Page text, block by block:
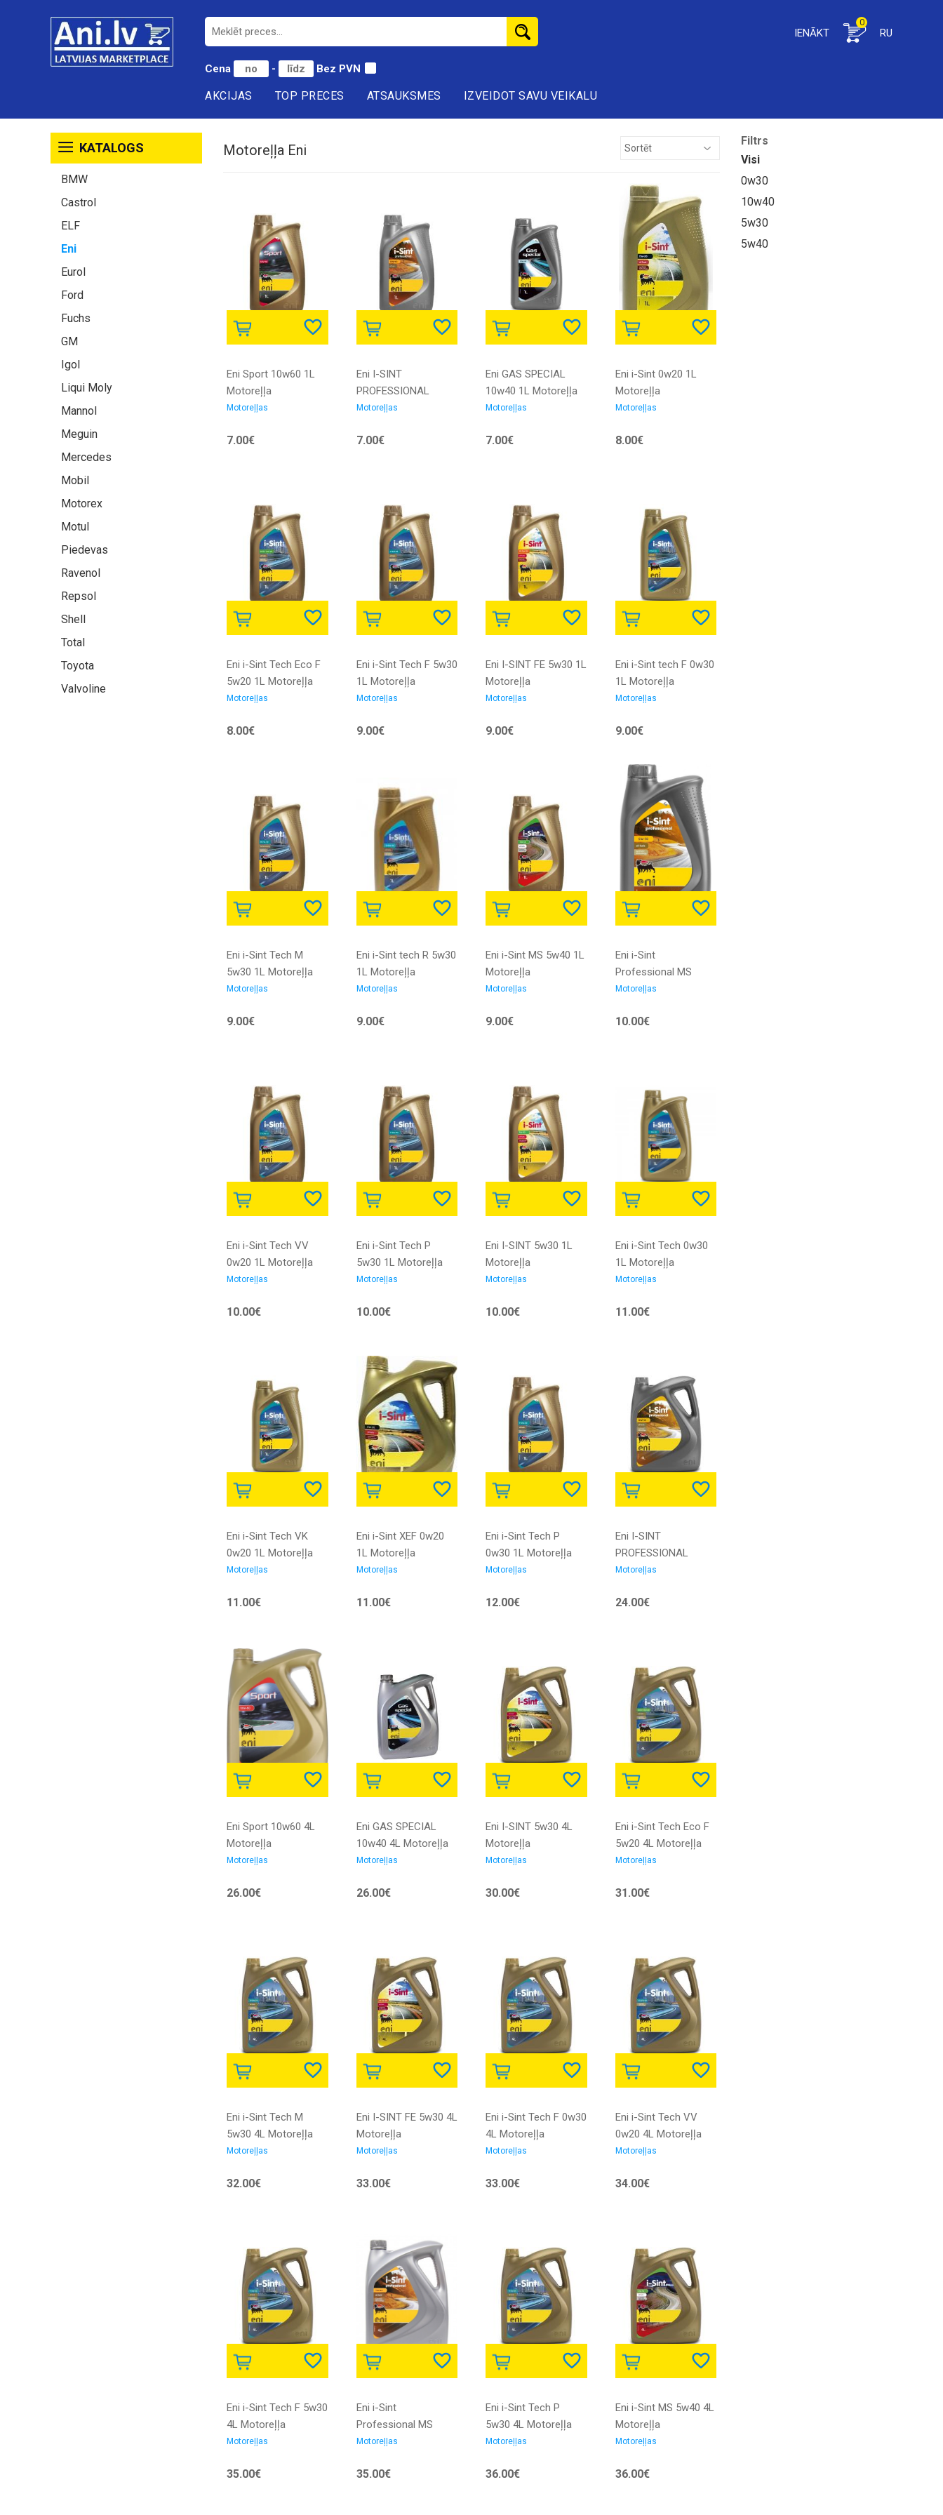
Cena - Bez PVN
IENĀKT
0
RU
AKCIJAS TOP PRECES ATSAUKSMES IZVEIDOT SAVU VEIKALU
KATALOGS
BMW
Castrol
ELF
Eni
Eurol
Ford
Fuchs
GM
Igol
Liqui Moly
Mannol
Meguin
Mercedes
Mobil
Motorex
Motul
Piedevas
Ravenol
Repsol
Shell
Total
Toyota
Valvoline
Motoreļļa Eni
Eni Sport 10w60 1L
Motoreļļa
Motoreļļas
7.00€
Eni I-SINT
PROFESSIONAL
10w40 1L Motoreļļa
Motoreļļas
7.00€
Eni GAS SPECIAL
10w40 1L Motoreļļa
Motoreļļas
7.00€
Eni i-Sint 0w20 1L
Motoreļļa
Motoreļļas
8.00€
Eni i-Sint Tech Eco F
5w20 1L Motoreļļa
Motoreļļas
8.00€
Eni i-Sint Tech F 5w30
1L Motoreļļa
Motoreļļas
9.00€
Eni I-SINT FE 5w30 1L
Motoreļļa
Motoreļļas
9.00€
Eni i-Sint tech F 0w30
1L Motoreļļa
Motoreļļas
9.00€
Eni i-Sint Tech M
5w30 1L Motoreļļa
Motoreļļas
9.00€
Eni i-Sint tech R 5w30
1L Motoreļļa
Motoreļļas
9.00€
Eni i-Sint MS 5w40 1L
Motoreļļa
Motoreļļas
9.00€
Eni i-Sint
Professional MS
5w30 1L Motoreļļa
Motoreļļas
10.00€
Eni i-Sint Tech VV
0w20 1L Motoreļļa
Motoreļļas
10.00€
Eni i-Sint Tech P
5w30 1L Motoreļļa
Motoreļļas
10.00€
Eni I-SINT 5w30 1L
Motoreļļa
Motoreļļas
10.00€
Eni i-Sint Tech 0w30
1L Motoreļļa
Motoreļļas
11.00€
Eni i-Sint Tech VK
0w20 1L Motoreļļa
Motoreļļas
11.00€
Eni i-Sint XEF 0w20
1L Motoreļļa
Motoreļļas
11.00€
Eni i-Sint Tech P
0w30 1L Motoreļļa
Motoreļļas
12.00€
Eni I-SINT
PROFESSIONAL
10w40 4L Motoreļļa
Motoreļļas
24.00€
Eni Sport 10w60 4L
Motoreļļa
Motoreļļas
26.00€
Eni GAS SPECIAL
10w40 4L Motoreļļa
Motoreļļas
26.00€
Eni I-SINT 5w30 4L
Motoreļļa
Motoreļļas
30.00€
Eni i-Sint Tech Eco F
5w20 4L Motoreļļa
Motoreļļas
31.00€
Eni i-Sint Tech M
5w30 4L Motoreļļa
Motoreļļas
32.00€
Eni I-SINT FE 5w30 4L
Motoreļļa
Motoreļļas
33.00€
Eni i-Sint Tech F 0w30
4L Motoreļļa
Motoreļļas
33.00€
Eni i-Sint Tech VV
0w20 4L Motoreļļa
Motoreļļas
34.00€
Eni i-Sint Tech F 5w30
4L Motoreļļa
Motoreļļas
35.00€
Eni i-Sint
Professional MS
5w30 4L Motoreļļa
Motoreļļas
35.00€
Eni i-Sint Tech P
5w30 4L Motoreļļa
Motoreļļas
36.00€
Eni i-Sint MS 5w40 4L
Motoreļļa
Motoreļļas
36.00€
Filtrs
Visi
0w30
10w40
5w30
5w40